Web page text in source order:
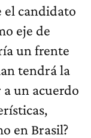
el candidato
eje de
un frente
tendrá la
un acuerdo
en Brasil?